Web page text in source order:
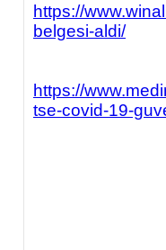
https://
belgesi-aldi/
https://
tse-covid-19-